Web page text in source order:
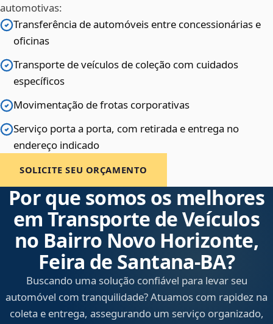
automotivas:
Transferência de automóveis entre concessionárias e
oficinas
Transporte de veículos de coleção com cuidados
específicos
Movimentação de frotas corporativas
Serviço porta a porta, com retirada e entrega no
endereço indicado
SOLICITE SEU ORÇAMENTO
Por que somos os melhores
em Transporte de Veículos
no Bairro Novo Horizonte,
Feira de Santana‑BA?
Buscando uma solução confiável para levar seu
automóvel com tranquilidade? Atuamos com rapidez na
coleta e entrega, assegurando um serviço organizado,